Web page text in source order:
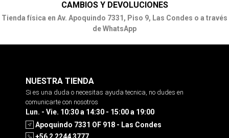
CAMBIOS Y DEVOLUCIONES
Tienda física en Av. Apoquindo 7331, Piso 9, Las Condes o a través
de WhatsApp
NUESTRA TIENDA
Si es una duda o necesitas ayuda tecnica, no dudes en
comunicarte con nosotros
Lun. - Vie. 10:30 a 14:30 - 15:00 a 19:00
Apoquindo 7331 OF 918 - Las Condes
+56 2 2244 3777